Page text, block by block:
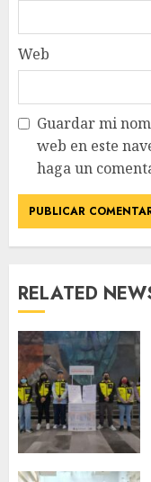
Web
Guardar mi
web en este
haga un
RELATED